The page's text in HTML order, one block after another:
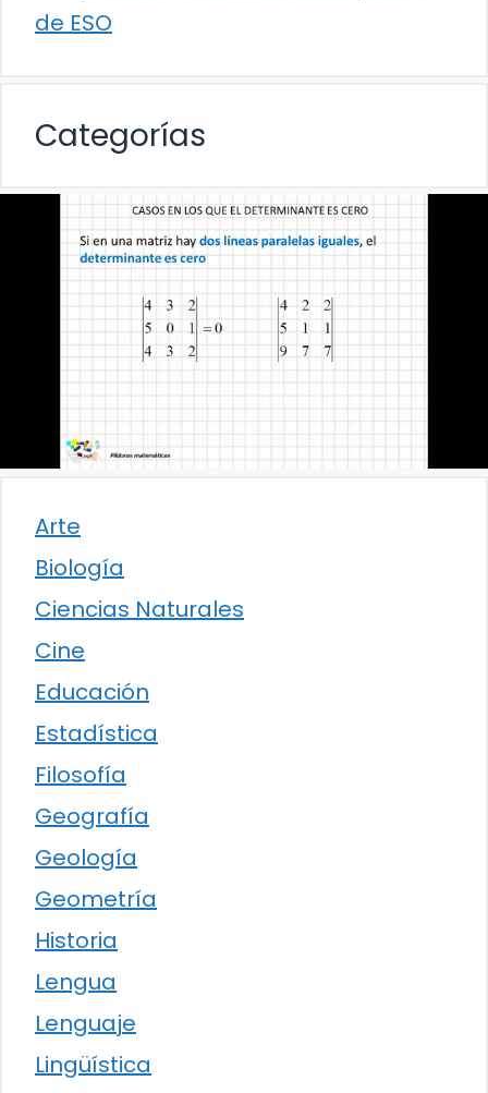
de ESO
Categorías
Arte
Biología
Ciencias Naturales
Cine
Educación
Estadística
Filosofía
Geografía
Geología
Geometría
Historia
Lengua
Lenguaje
Lingüística